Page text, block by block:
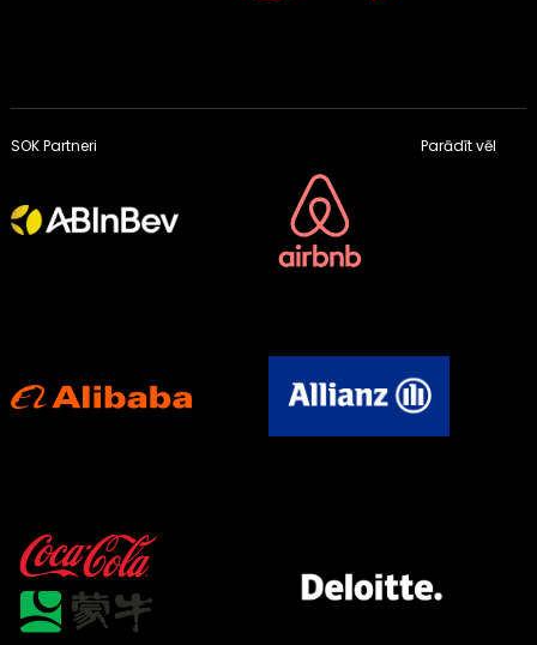
SOK Partneri Parādīt vēl